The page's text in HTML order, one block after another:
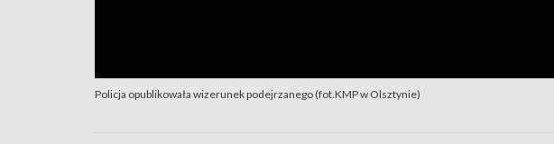
Policja opublikowała wizerunek podejrzanego (fot.KMP w Olsztynie)